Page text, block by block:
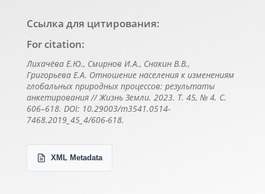
Ссылка для цитирования:
For citation:
Лихачёва Е.Ю., Смирнов И.А., Снакин В.В.,
Григорьева Е.А. Отношение населения к изменениям
глобальных природных процессов: результаты
анкетирования // Жизнь Земли. 2023. Т. 45, № 4. С.
606–618. DOI: 10.29003/m3541.0514-
7468.2019_45_4/606-618.
XML Metadata